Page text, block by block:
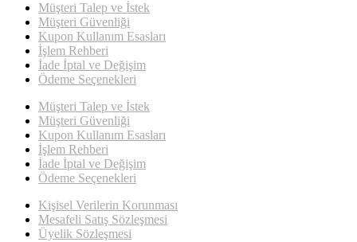
Müşteri Talep ve İstek
Müşteri Güvenliği
Kupon Kullanım Esasları
İşlem Rehberi
İade İptal ve Değişim
Ödeme Seçenekleri
Müşteri Talep ve İstek
Müşteri Güvenliği
Kupon Kullanım Esasları
İşlem Rehberi
İade İptal ve Değişim
Ödeme Seçenekleri
Kişisel Verilerin Korunması
Mesafeli Satış Sözleşmesi
Üyelik Sözleşmesi